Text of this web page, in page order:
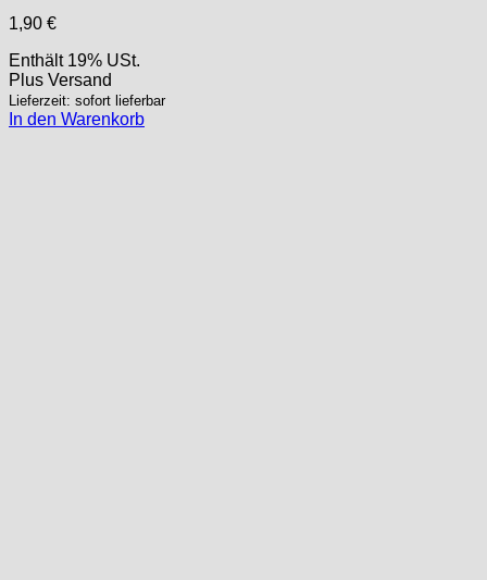
1,90 €
Enthält 19% USt.
Plus Versand
Lieferzeit: sofort lieferbar
In den Warenkorb